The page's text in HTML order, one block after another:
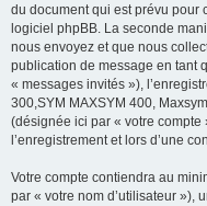
du document qui est prévu pour
logiciel phpBB. La seconde
nous envoyez et que nous
publication de message en tant
« messages invités »),
300,SYM MAXSYM 400,
(désignée ici par « votre
l’enregistrement et lors d’une
Votre compte contiendra au
par « votre nom d’utilisateur »),